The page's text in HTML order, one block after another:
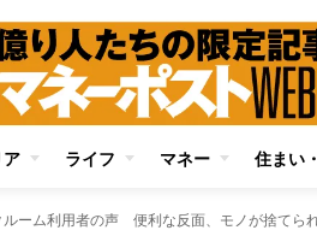
ア ライフ マネー 住まい
ルーム利用者の声 便利な反面、モノが捨てら